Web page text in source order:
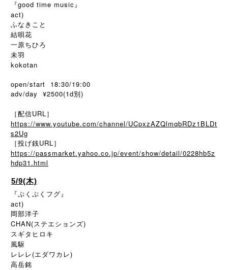
『good time music』
act)
ふなきこと
結唄花
一原ちひろ
未羽
kokotan
open/start 18:30/19:00
adv/day ¥2500(1d別)
［配信URL］
https://www.youtube.com/channel/UCpxzAZQlmqbRDz1BLDt
s2Ug
［投げ銭URL］
https://passmarket.yahoo.co.jp/event/show/detail/0228hb5z
hdp31.html
5/9(木)
『ぷくぷくフグ』
act)
岡部洋子
CHAN(ステエションズ)
スギタヒロキ
風駆
レレレ(エダワカレ)
高岳銘